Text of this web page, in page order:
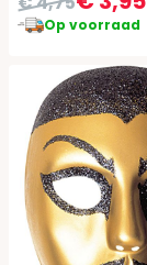
Op voorraad